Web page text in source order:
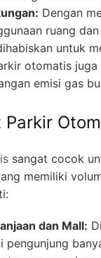
Dengan
ruang
untuk
otomatis
emisi gas
sangat cocok
memiliki
dan Mall:
pengunjung